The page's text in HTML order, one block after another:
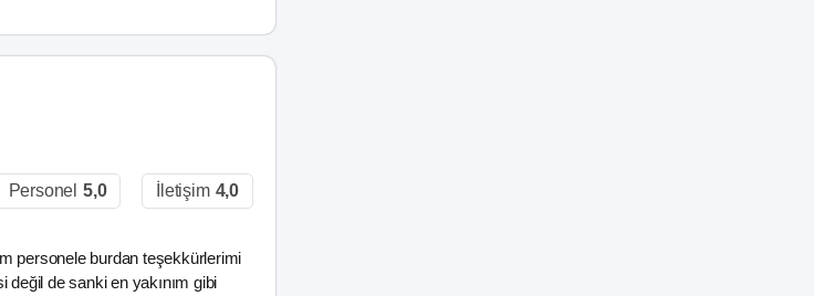
Personel 5,0 İletişim 4,0
personele burdan teşekkürlerimi
de sanki en yakınım gibi